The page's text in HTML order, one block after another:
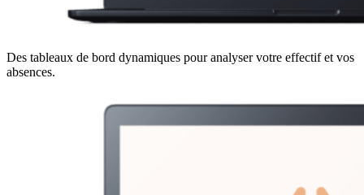
Des tableaux de bord dynamiques pour analyser votre effectif et vos
absences.